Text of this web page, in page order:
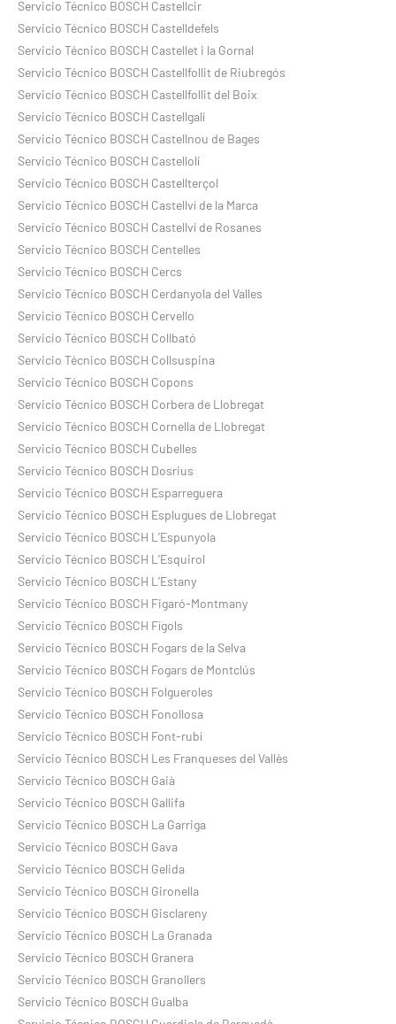
Servicio Técnico BOSCH Castellcir
Servicio Técnico BOSCH Castelldefels
Servicio Técnico BOSCH Castellet i la Gornal
Servicio Técnico BOSCH Castellfollit de Riubregós
Servicio Técnico BOSCH Castellfollit del Boix
Servicio Técnico BOSCH Castellgalí
Servicio Técnico BOSCH Castellnou de Bages
Servicio Técnico BOSCH Castellolí
Servicio Técnico BOSCH Castellterçol
Servicio Técnico BOSCH Castellví de la Marca
Servicio Técnico BOSCH Castellví de Rosanes
Servicio Técnico BOSCH Centelles
Servicio Técnico BOSCH Cercs
Servicio Técnico BOSCH Cerdanyola del Valles
Servicio Técnico BOSCH Cervello
Servicio Técnico BOSCH Collbató
Servicio Técnico BOSCH Collsuspina
Servicio Técnico BOSCH Copons
Servicio Técnico BOSCH Corbera de Llobregat
Servicio Técnico BOSCH Cornella de Llobregat
Servicio Técnico BOSCH Cubelles
Servicio Técnico BOSCH Dosrius
Servicio Técnico BOSCH Esparreguera
Servicio Técnico BOSCH Esplugues de Llobregat
Servicio Técnico BOSCH L’Espunyola
Servicio Técnico BOSCH L’Esquirol
Servicio Técnico BOSCH L’Estany
Servicio Técnico BOSCH Figaró-Montmany
Servicio Técnico BOSCH Fígols
Servicio Técnico BOSCH Fogars de la Selva
Servicio Técnico BOSCH Fogars de Montclús
Servicio Técnico BOSCH Folgueroles
Servicio Técnico BOSCH Fonollosa
Servicio Técnico BOSCH Font-rubí
Servicio Técnico BOSCH Les Franqueses del Vallès
Servicio Técnico BOSCH Gaià
Servicio Técnico BOSCH Gallifa
Servicio Técnico BOSCH La Garriga
Servicio Técnico BOSCH Gava
Servicio Técnico BOSCH Gelida
Servicio Técnico BOSCH Gironella
Servicio Técnico BOSCH Gisclareny
Servicio Técnico BOSCH La Granada
Servicio Técnico BOSCH Granera
Servicio Técnico BOSCH Granollers
Servicio Técnico BOSCH Gualba